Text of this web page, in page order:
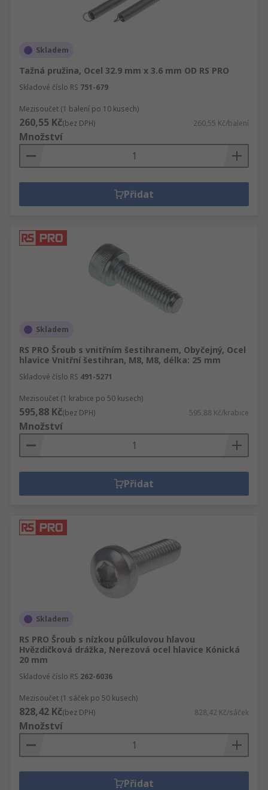
Skladem
Tažná pružina, Ocel 32.9 mm x 3.6 mm OD RS PRO
Skladové číslo RS 751-679
Mezisoučet (1 balení po 10 kusech)
260,55 Kč(bez DPH) 260,55 Kč/balení
Množství
Přidat
Skladem
RS PRO Šroub s vnitřním šestihranem, Obyčejný, Ocel
hlavice Vnitřní šestihran, M8, M8, délka: 25 mm
Skladové číslo RS 491-5271
Mezisoučet (1 krabice po 50 kusech)
595,88 Kč(bez DPH) 595,88 Kč/krabice
Množství
Přidat
Skladem
RS PRO Šroub s nízkou půlkulovou hlavou
Hvězdičková drážka, Nerezová ocel hlavice Kónická
20 mm
Skladové číslo RS 262-6036
Mezisoučet (1 sáček po 50 kusech)
828,42 Kč(bez DPH) 828,42 Kč/sáček
Množství
Přidat